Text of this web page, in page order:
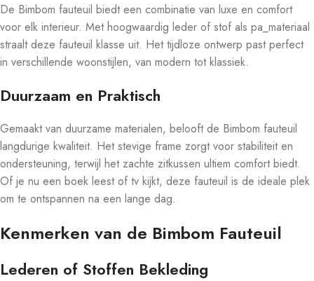
De Bimbom fauteuil biedt een combinatie van luxe en comfort
voor elk interieur. Met hoogwaardig leder of stof als pa_materiaal
straalt deze fauteuil klasse uit. Het tijdloze ontwerp past perfect
in verschillende woonstijlen, van modern tot klassiek.
Duurzaam en Praktisch
Gemaakt van duurzame materialen, belooft de Bimbom fauteuil
langdurige kwaliteit. Het stevige frame zorgt voor stabiliteit en
ondersteuning, terwijl het zachte zitkussen ultiem comfort biedt.
Of je nu een boek leest of tv kijkt, deze fauteuil is de ideale plek
om te ontspannen na een lange dag.
Kenmerken van de Bimbom Fauteuil
Lederen of Stoffen Bekleding